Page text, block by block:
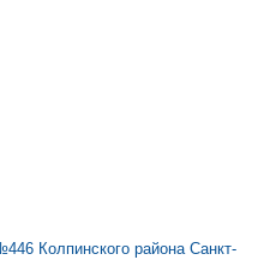
Колпинского района Санкт-